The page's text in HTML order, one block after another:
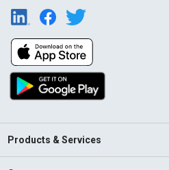
Products & Services